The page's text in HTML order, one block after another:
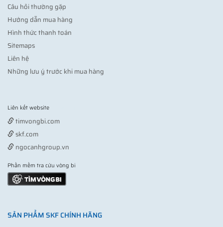
Câu hỏi thường gặp
Hướng dẫn mua hàng
Hình thức thanh toán
Sitemaps
Liên hệ
Những lưu ý trước khi mua hàng
Liên kết website
timvongbi.com
skf.com
ngocanhgroup.vn
Phần mềm tra cứu vòng bi
SẢN PHẨM SKF CHÍNH HÃNG